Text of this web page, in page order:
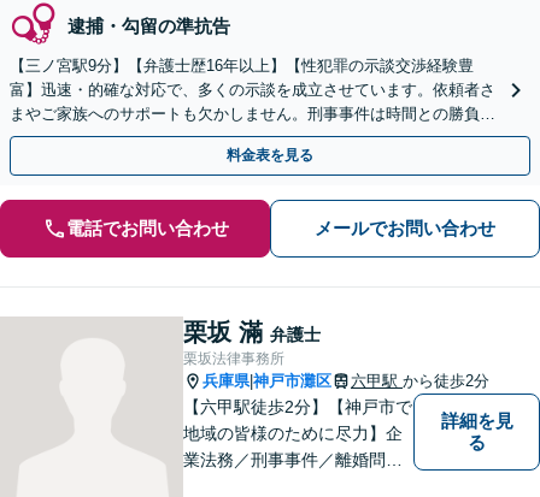
逮捕・勾留の準抗告
【三ノ宮駅9分】【弁護士歴16年以上】【性犯罪の示談交渉経験豊
富】迅速・的確な対応で、多くの示談を成立させています。依頼者さ
まやご家族へのサポートも欠かしません。刑事事件は時間との勝負で
す。お早めにご相談ください。【初回相談無料】
料金表を見る
電話でお問い合わせ メールでお問い合わせ
栗坂 滿 弁護士
栗坂法律事務所
兵庫県|神戸市灘区 六甲駅 から徒歩2分
【六甲駅徒歩2分】【神戸市で
地域の皆様のために尽力】企
業法務／刑事事件／離婚問題
詳細を見
る